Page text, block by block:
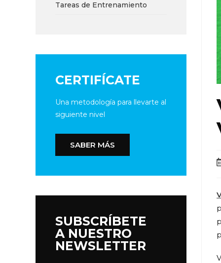
Tareas de Entrenamiento
CERTIFÍCATE
Una metodología para llevarte al
siguiente nivel
SABER MÁS
SUBSCRÍBETE
A NUESTRO
NEWSLETTER